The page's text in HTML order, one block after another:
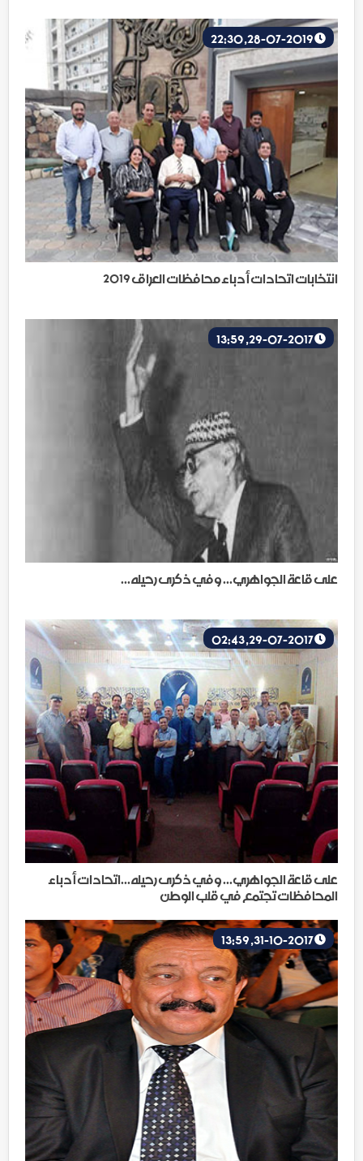
انتخابات اتحادات أدباء محافظات العراق 2019
على قاعة الجواهري... وفي ذكرى رحيله...
على قاعة الجواهري... وفي ذكرى رحيله...اتحادات أدباء
المحافظات تجتمع في قلب الوطن